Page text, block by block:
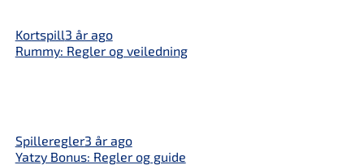
Kortspill3 år ago
Rummy: Regler og veiledning
Spilleregler3 år ago
Yatzy Bonus: Regler og guide